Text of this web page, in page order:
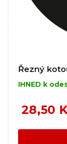
Řezný
IHNED k
28,50